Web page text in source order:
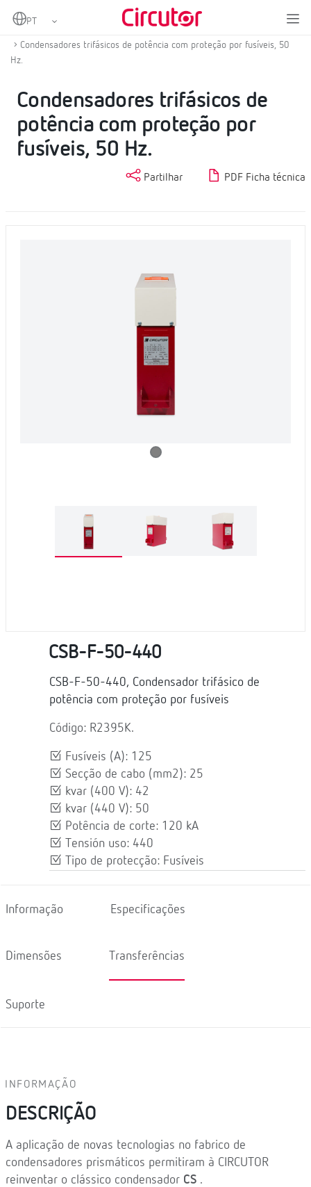
Home
Condensadores e reatâncias, BT
Condensadores trifásicos de potência com proteção por fusíveis, 50
Hz.
Condensadores trifásicos de
potência com proteção por
fusíveis, 50 Hz.
Partilhar PDF Ficha técnica
CSB-F-50-440
CSB-F-50-440, Condensador trifásico de
potência com proteção por fusíveis
Código: R2395K.
Fusíveis (A): 125
Secção de cabo (mm2): 25
kvar (400 V): 42
kvar (440 V): 50
Potência de corte: 120 kA
Tensión uso: 440
Tipo de protecção: Fusíveis
Informação Especificações
Dimensões Transferências
Suporte
INFORMAÇÃO
DESCRIÇÃO
A aplicação de novas tecnologias no fabrico de
condensadores prismáticos permitiram à CIRCUTOR
reinventar o clássico condensador CS .